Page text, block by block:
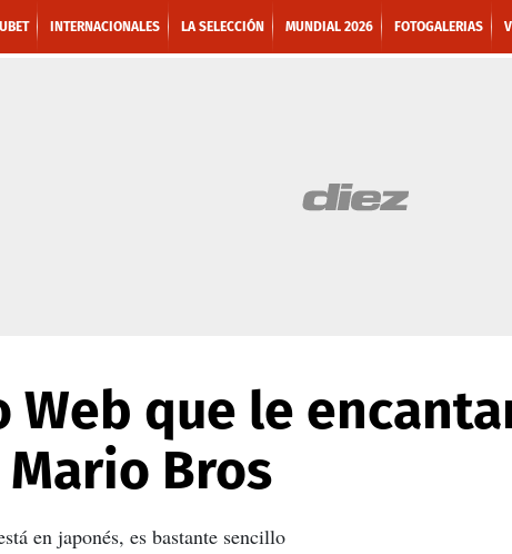
INTERNACIONALES LA SELECCIÓN MUNDIAL 2026 FOTOGALERIAS
Web que le
Bros
en japonés, es bastante sencillo